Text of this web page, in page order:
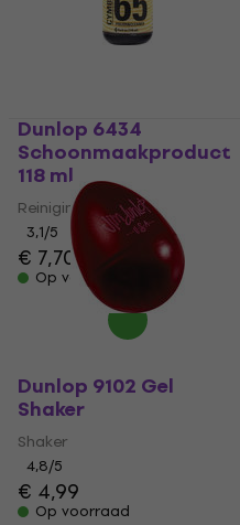
Dunlop 6434
Schoonmaakproduct
118 ml
Reinigingsmiddel
3,1/5
€ 7,70 € 7,99
Op voorraad
Dunlop 9102 Gel
Shaker
Shaker
4,8/5
€ 4,99
Op voorraad